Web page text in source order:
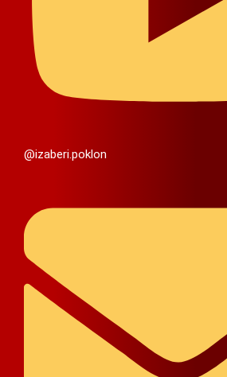
@izaberi.poklon